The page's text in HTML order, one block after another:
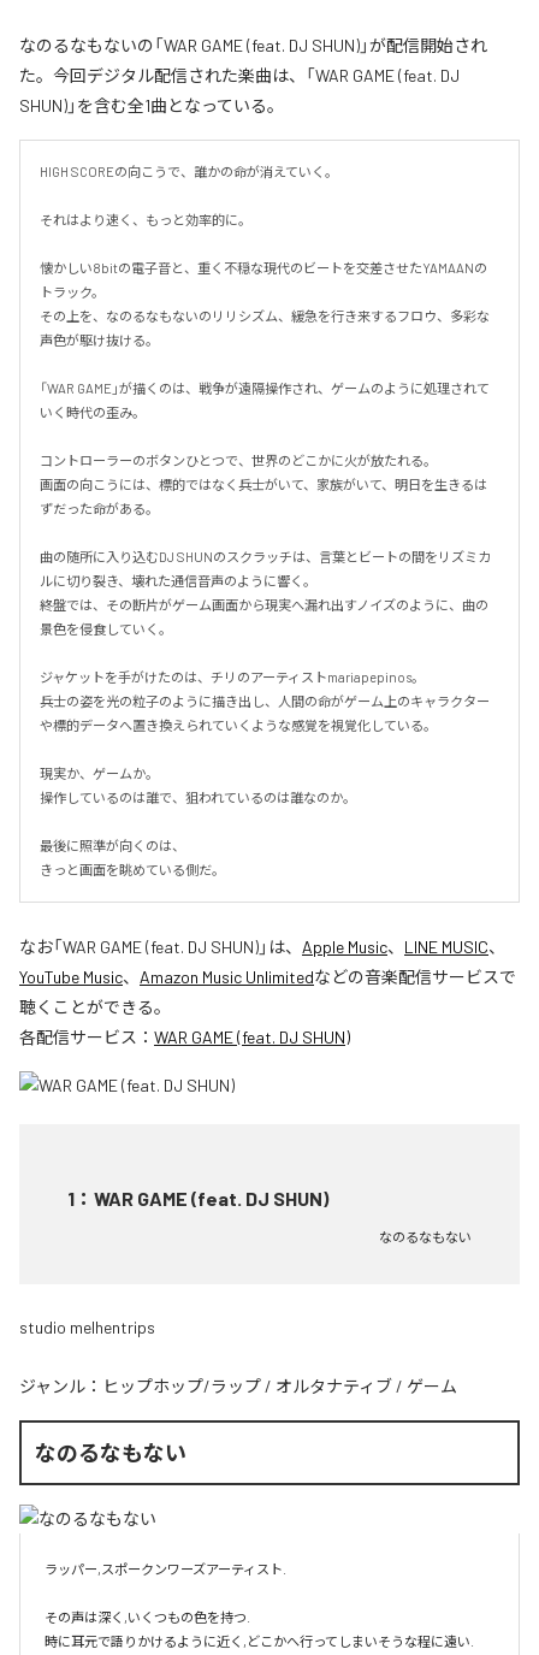
なのるなもないの「WAR GAME (feat. DJ SHUN)」が配信開始され
た。今回デジタル配信された楽曲は、「WAR GAME (feat. DJ
SHUN)」を含む全1曲となっている。
HIGH SCOREの向こうで、誰かの命が消えていく。
それはより速く、もっと効率的に。
懐かしい8bitの電子音と、重く不穏な現代のビートを交差させたYAMAANの
トラック。
その上を、なのるなもないのリリシズム、緩急を行き来するフロウ、多彩な
声色が駆け抜ける。
「WAR GAME」が描くのは、戦争が遠隔操作され、ゲームのように処理されて
いく時代の歪み。
コントローラーのボタンひとつで、世界のどこかに火が放たれる。
画面の向こうには、標的ではなく兵士がいて、家族がいて、明日を生きるは
ずだった命がある。
曲の随所に入り込むDJ SHUNのスクラッチは、言葉とビートの間をリズミカ
ルに切り裂き、壊れた通信音声のように響く。
終盤では、その断片がゲーム画面から現実へ漏れ出すノイズのように、曲の
景色を侵食していく。
ジャケットを手がけたのは、チリのアーティストmariapepinos。
兵士の姿を光の粒子のように描き出し、人間の命がゲーム上のキャラクター
や標的データへ置き換えられていくような感覚を視覚化している。
現実か、ゲームか。
操作しているのは誰で、狙われているのは誰なのか。
最後に照準が向くのは、
きっと画面を眺めている側だ。
なお「WAR GAME (feat. DJ SHUN)」は、 Apple Music、 LINE MUSIC、
YouTube Music、 Amazon Music Unlimitedなどの音楽配信サービスで
聴くことができる。
各配信サービス： WAR GAME (feat. DJ SHUN)
1 ： WAR GAME (feat. DJ SHUN)
なのるなもない
studio melhentrips
ジャンル： ヒップホップ/ラップ / オルタナティブ / ゲーム
なのるなもない
ラッパー,スポークンワーズアーティスト.
その声は深く,いくつもの色を持つ.
時に耳元で語りかけるように近く,どこかへ行ってしまいそうな程に遠い.